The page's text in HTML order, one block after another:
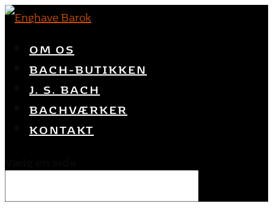
OM OS
BACH-BUTIKKEN
J. S. BACH
BACHVÆRKER
KONTAKT